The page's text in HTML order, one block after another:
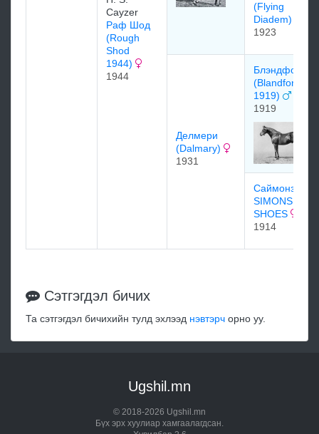
Cayzer
Раф Шод
(Rough
Shod
1944)
1944
(Flying
Diadem)
1923
Делмери
(Dalmary)
1931
Блэндфорд
(Blandford
1919)
1919
Саймонз шуз
SIMONS
SHOES
1914
Сэтгэгдэл бичих
Та сэтгэгдэл бичихийн тулд эхлээд нэвтэрч орно уу.
Ugshil.mn
© 2018-2026 Ugshil.mn
Бүх эрх хуулиар хамгаалагдсан.